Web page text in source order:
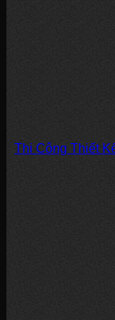
Thi Công Thiết